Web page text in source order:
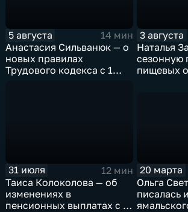
5 августа
14 мин
Анастасия Сильванюк — о
новых правилах
Трудового кодекса с 1
3 августа
Наталья
сезонную
пищевых
31 июля
12 мин
Таиса Колоколова — об
изменениях в
пенсионных выплатах с 1
20 марта
Ольга
писалась